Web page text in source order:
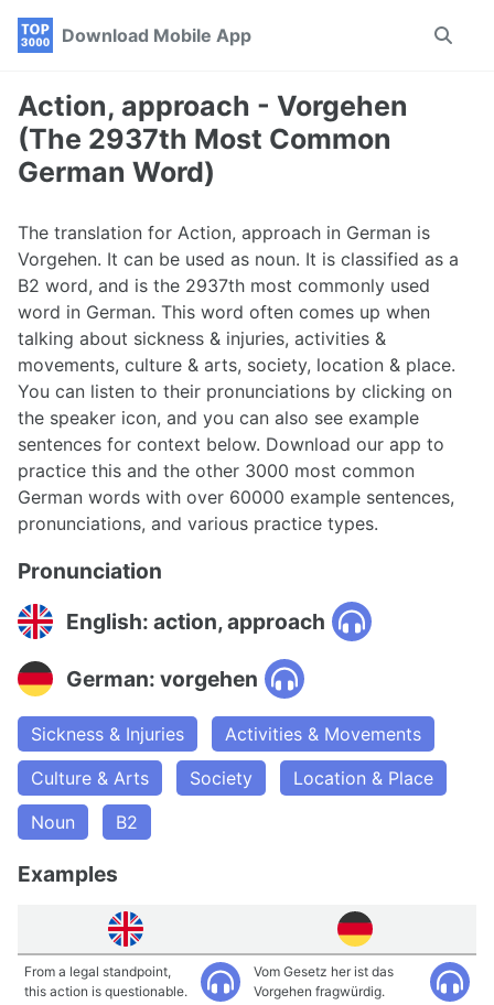
Skip
navigation
Skip
Skip
Download Mobile App
Toggle
Action, approach - Vorgehen
(The 2937th Most Common
German Word)
The translation for Action, approach in German is
Vorgehen. It can be used as noun. It is classified as a
B2 word, and is the 2937th most commonly used
word in German. This word often comes up when
talking about sickness & injuries, activities &
movements, culture & arts, society, location & place.
You can listen to their pronunciations by clicking on
the speaker icon, and you can also see example
sentences for context below. Download our app to
practice this and the other 3000 most common
German words with over 60000 example sentences,
pronunciations, and various practice types.
Pronunciation
English: action, approach
German: vorgehen
Sickness & Injuries
Activities & Movements
Culture & Arts
Society
Location & Place
Noun
B2
Examples
From a legal standpoint,
this action is questionable.
Vom Gesetz her ist das
Vorgehen fragwürdig.